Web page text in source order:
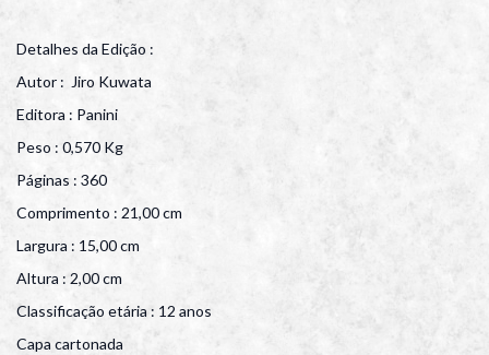
Detalhes da Edição :
Autor : Jiro Kuwata
Editora : Panini
Peso : 0,570 Kg
Páginas : 360
Comprimento : 21,00 cm
Largura : 15,00 cm
Altura : 2,00 cm
Classificação etária : 12 anos
Capa cartonada